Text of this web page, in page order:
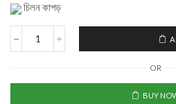
চিলন কাপড়
OR
BUY